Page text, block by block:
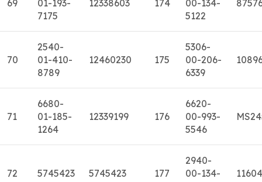
69
01-193-
7175
12338603 174
00-134-
5122
70
2540-
01-410-
8789
12460230 175
5306-
00-206-
6339
71
6680-
01-185-
1264
12339199 176
6620-
00-993-
5546
72 5745423 5745423 177
2940-
00-134-